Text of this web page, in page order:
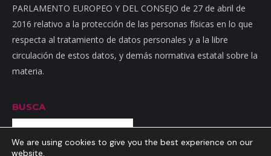
PARLAMENTO EUROPEO Y DEL CONSEJO de 27 de abril de
2016 relativo a la protección de las personas físicas en lo que
respecta al tratamiento de datos personales y a la libre
circulación de estos datos, y demás normativa estatal sobre la
materia.
BUSCA
Buscar
We are using cookies to give you the best experience on our
website.